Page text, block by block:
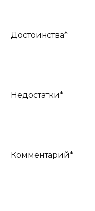
Достоинства*
Недостатки*
Комментарий*